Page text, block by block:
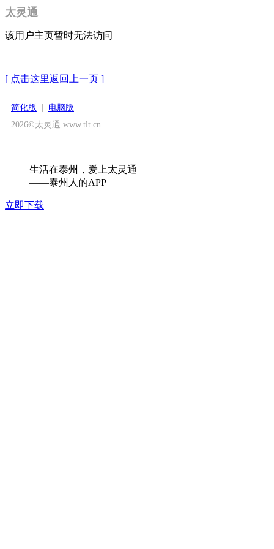
太灵通
该用户主页暂时无法访问
[ 点击这里返回上一页 ]
简化版
电脑版
2026©太灵通 www.tlt.cn
生活在泰州，爱上太灵通
——泰州人的APP
立即下载